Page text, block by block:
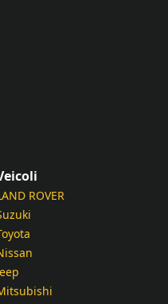
ROVER